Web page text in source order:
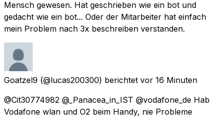
Mensch gewesen. Hat geschrieben wie ein bot und
gedacht wie ein bot... Oder der Mitarbeiter hat einfach
mein Problem nach 3x beschreiben verstanden.
Goatzel9 (@lucas200300) berichtet vor 16 Minuten
@Cit30774982 @_Panacea_in_IST @vodafone_de Hab
Vodafone wlan und O2 beim Handy, nie Probleme